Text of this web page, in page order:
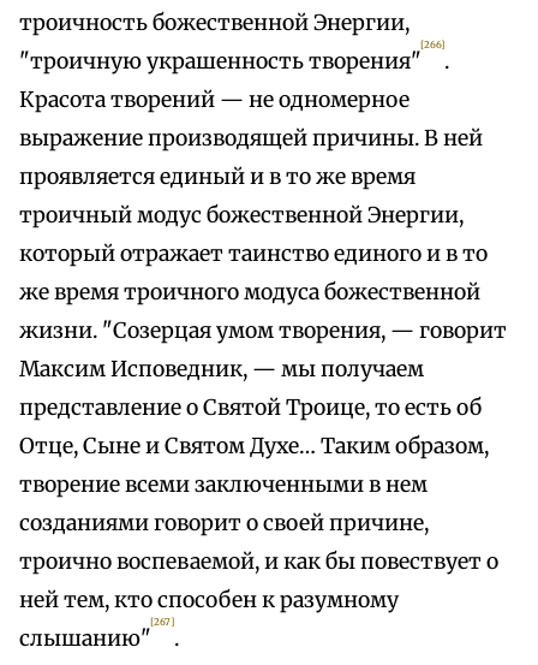
троичность божественной Энергии,
"троичную украшенность творения"
[266]
.
Красота творений — не одномерное
выражение производящей причины. В ней
проявляется единый и в то же время
троичный модус божественной Энергии,
который отражает таинство единого и в то
же время троичного модуса божественной
жизни. "Созерцая умом творения, — говорит
Максим Исповедник, — мы получаем
представление о Святой Троице, то есть об
Отце, Сыне и Святом Духе… Таким образом,
творение всеми заключенными в нем
созданиями говорит о своей причине,
троично воспеваемой, и как бы повествует о
ней тем, кто способен к разумному
слышанию"
[267]
.